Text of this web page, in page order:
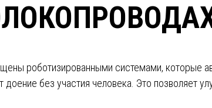
роботизированными системами, которые
без участия человека. Это позволяет